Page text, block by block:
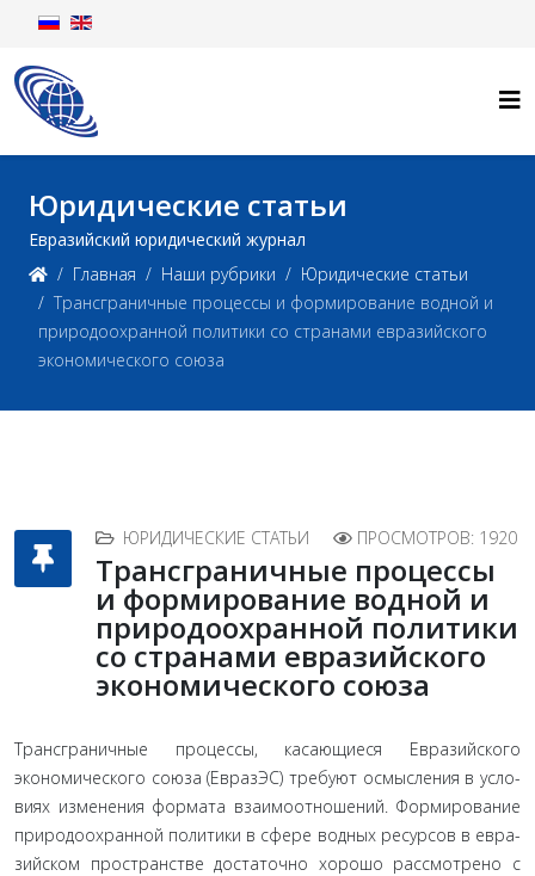
Юридические статьи
Евразийский юридический журнал
Главная
Наши рубрики
Юридические статьи
Трансграничные процессы и формирование водной и
природоохранной политики со странами евразийского
экономического союза
ЮРИДИЧЕСКИЕ СТАТЬИ ПРОСМОТРОВ: 1920
Трансграничные процессы
и формирование водной и
природоохранной политики
со странами евразийского
экономического союза
Трансграничные процессы, касающиеся Евразийского
экономического союза (ЕвразЭС) требуют осмысления в усло­
виях изменения формата взаимоотношений. Формирование
природоохранной политики в сфере водных ресурсов в евра­
зийском пространстве достаточно хорошо рассмотрено с